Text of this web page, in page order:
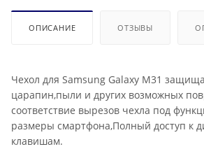
ОПИСАНИЕ ОТЗЫВЫ
Чехол для Samsung Galaxy M31
царапин,пыли и других возможных
соответствие вырезов чехла под
размеры смартфона,Полный доступ к
клавишам.